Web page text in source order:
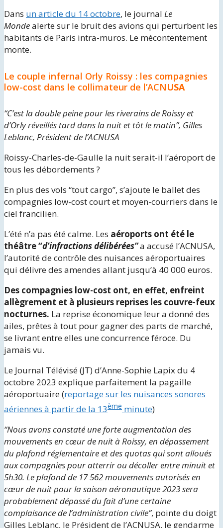
Dans un article du 14 octobre, le journal Le
Mondealerte sur le bruit des avions qui perturbent les
habitants de Paris intra-muros. Le mécontentement
monte.
Le couple infernal Orly Roissy : les compagnies
low-cost dans le collimateur de l’ACNUSA
“C’est la double peine pour les riverains de Roissy et
d’Orly réveillés tard dans la nuit et tôt le matin”, Gilles
Leblanc, Président de l’ACNUSA
Roissy-Charles-de-Gaulle la nuit serait-il l’aéroport de
tous les débordements ?
En plus des vols “tout cargo”, s’ajoute le ballet des
compagnies low-cost court et moyen-courriers dans le
ciel francilien.
L’été n’a pas été calme. Les aéroports ont été le
théâtre “d’infractions délibérées”a accusé l’ACNUSA,
l’autorité de contrôle des nuisances aéroportuaires
qui délivre des amendes allant jusqu’à 40 000 euros.
Des compagnies low-cost ont, en effet, enfreint
allègrement et à plusieurs reprises les couvre-feux
nocturnes. La reprise économique leur a donné des
ailes, prêtes à tout pour gagner des parts de marché,
se livrant entre elles une concurrence féroce. Du
jamais vu.
Le Journal Télévisé (JT) d’Anne-Sophie Lapix du 4
octobre 2023 explique parfaitement la pagaille
aéroportuaire (reportage sur les nuisances sonores
aériennes à partir de la 13ème minute)
“Nous avons constaté une forte augmentation des
mouvements en cœur de nuit à Roissy, en dépassement
du plafond réglementaire et des quotas qui sont alloués
aux compagnies pour atterrir ou décoller entre minuit et
5h30. Le plafond de 17 562 mouvements autorisés en
cœur de nuit pour la saison aéronautique 2023 sera
probablement dépassé du fait d’une certaine
complaisance de l’administration civile”, pointe du doigt
Gilles Leblanc, le Président de l’ACNUSA, le gendarme